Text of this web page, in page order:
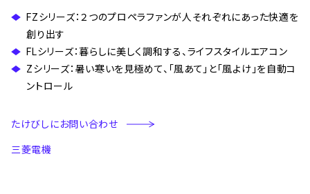
FZシリーズ：２つのプロペラファンが人それぞれにあった快適を
創り出す
FLシリーズ：暮らしに美しく調和する、ライフスタイルエアコン
Zシリーズ：暑い寒いを見極めて、「風あて」と「風よけ」を自動コ
ントロール
たけびしにお問い合わせ
三菱電機